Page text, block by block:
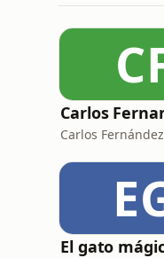
Carlos
Carlos Fernández
El gato